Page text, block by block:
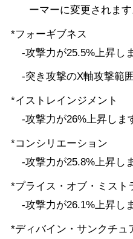
ーマーに変更されます
*フォーギブネス
-攻撃力が25.5%上昇し
-突き攻撃のX軸攻撃範
*イストレインジメント
-攻撃力が26%上昇しま
*コンシリエーション
-攻撃力が25.8%上昇し
*プライス・オブ・ミスト
-攻撃力が26.1%上昇し
*ディバイン・サンクチュ